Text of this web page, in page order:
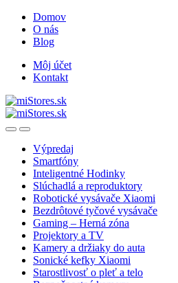
Skip
navigation
Skip
content
Domov
O nás
Blog
Môj účet
Kontakt
OpenClose
Výpredaj
Smartfóny
Inteligentné Hodinky
Slúchadlá a reproduktory
Robotické vysávače Xiaomi
Bezdrôtové tyčové vysávače
Gaming – Herná zóna
Projektory a TV
Kamery a držiaky do auta
Sonické kefky Xiaomi
Starostlivosť o pleť a telo